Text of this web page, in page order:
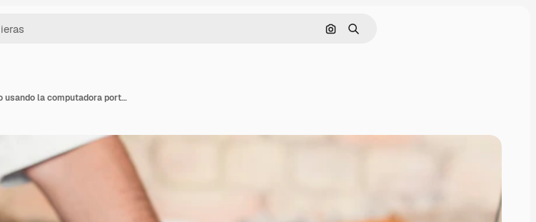
Buscar por imagen
Buscar
Primer plano de la mano del panadero masculino usando la computadora portátil en la encimera de la cocina con panes